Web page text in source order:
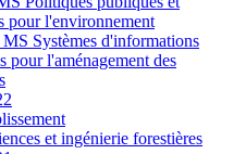
pour l'environnement
Systèmes d'informations
pour l'aménagement des
et ingénierie forestières